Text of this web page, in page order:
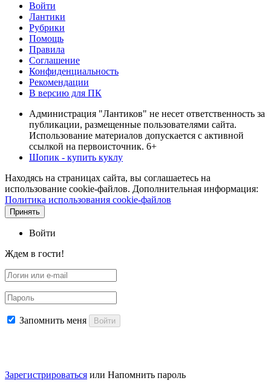
Войти
Лантики
Рубрики
Помощь
Правила
Соглашение
Конфиденциальность
Рекомендации
В версию для ПК
Администрация "Лантиков" не несет ответственность за
публикации, размещенные пользователями сайта.
Использование материалов допускается с активной
ссылкой на первоисточник. 6+
Шопик - купить куклу
Находясь на страницах сайта, вы соглашаетесь на
использование cookie-файлов. Дополнительная информация:
Политика использования cookie-файлов
Принять
Войти
Ждем в гости!
Запомнить меня Войти
Зарегистрироваться или Напомнить пароль